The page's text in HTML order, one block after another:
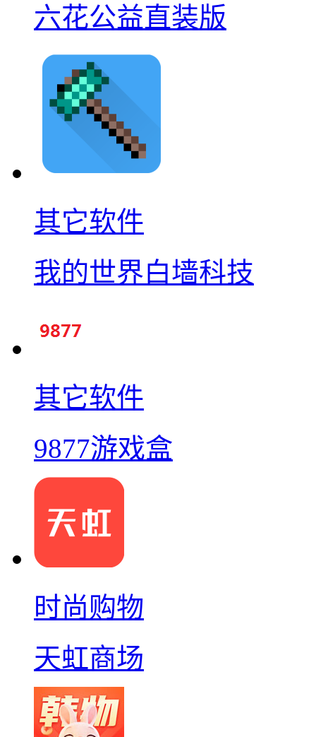
六花公益直装版
其它软件
我的世界白墙科技
其它软件
9877游戏盒
时尚购物
天虹商场